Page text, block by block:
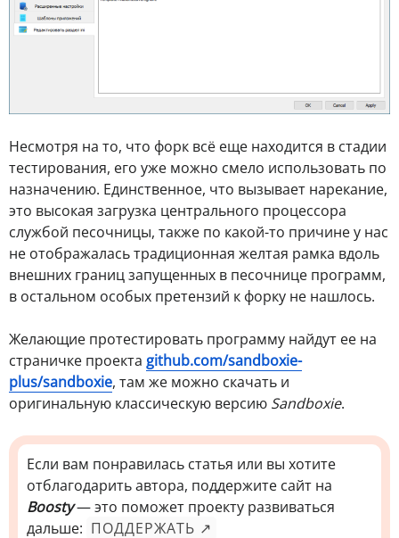
Несмотря на то, что форк всё еще находится в стадии
тестирования, его уже можно смело использовать по
назначению. Единственное, что вызывает нарекание,
это высокая загрузка центрального процессора
службой песочницы, также по какой-то причине у нас
не отображалась традиционная желтая рамка вдоль
внешних границ запущенных в песочнице программ,
в остальном особых претензий к форку не нашлось.
Желающие протестировать программу найдут ее на
страничке проекта github.com/sandboxie-
plus/sandboxie, там же можно скачать и
оригинальную классическую версию Sandboxie.
Если вам понравилась статья или вы хотите
отблагодарить автора, поддержите сайт на
Boosty— это поможет проекту развиваться
дальше: ПОДДЕРЖАТЬ ↗